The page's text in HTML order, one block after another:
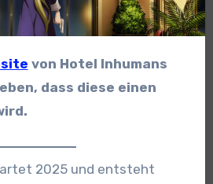
von Hotel Inhumans
dass diese einen
2025 und entsteht